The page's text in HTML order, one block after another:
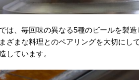
は、毎回味の異なる5種のビールを製
ざまな料理とのペアリングを大切にし
しています。